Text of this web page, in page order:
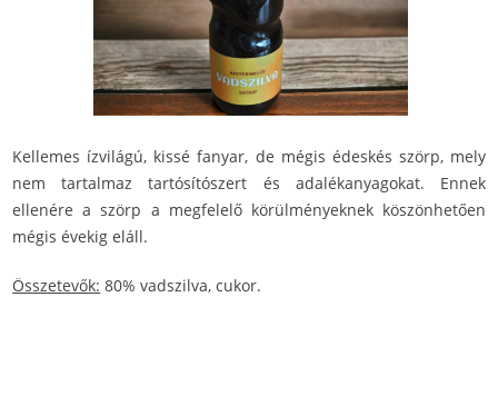
Kellemes ízvilágú, kissé fanyar, de mégis édeskés szörp, mely
nem tartalmaz tartósítószert és adalékanyagokat. Ennek
ellenére a szörp a megfelelő körülményeknek köszönhetően
mégis évekig eláll.
Összetevők: 80% vadszilva, cukor.